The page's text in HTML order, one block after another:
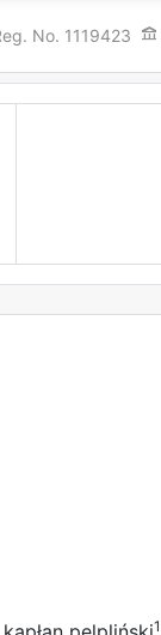
No. 1119423
1